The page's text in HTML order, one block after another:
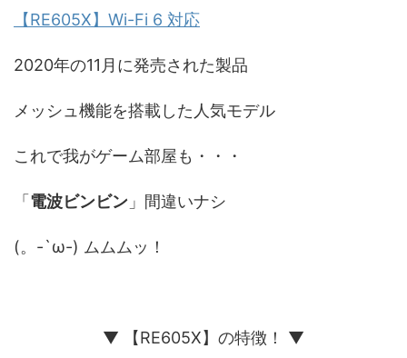
【RE605X】Wi-Fi 6 対応
2020年の11月に発売された製品
メッシュ機能を搭載した人気モデル
これで我がゲーム部屋も・・・
「 電波ビンビン 」間違いナシ
(。-`ω-) ムムムッ！
▼ 【RE605X】の特徴！ ▼